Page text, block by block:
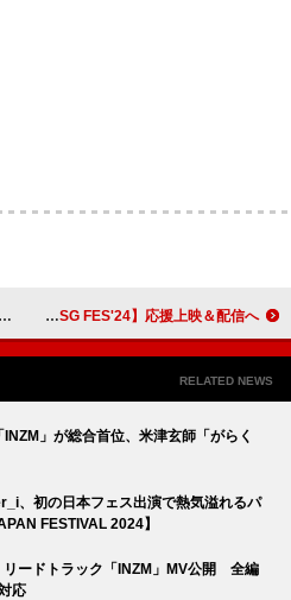
SKY-HI／Novel Core／BE:FIRST／MAZZELらによる【BMSG FES'24】応援上映＆配信へ
RELATED NEWS
」が総合首位、米津玄師「がらく
、初の日本フェス出演で熱気溢れるパ
FESTIVAL 2024】
ードトラック「INZM」MV公開 全編
応